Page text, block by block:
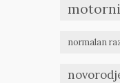
normalan